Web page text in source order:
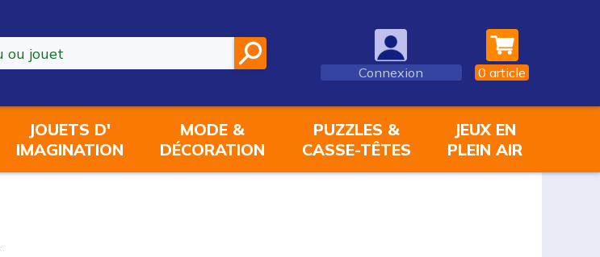
Connexion 0 article
JOUETS D'
IMAGINATION
MODE &
DÉCORATION
PUZZLES &
CASSE-TÊTES
JEUX EN
PLEIN AIR